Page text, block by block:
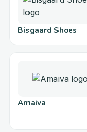
Bisgaard Shoes
Amaiva